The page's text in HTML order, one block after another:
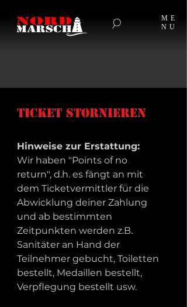
ME
NU
TICKET STORNIEREN
Hinweise zur Erstattung:
Wir haben "Points of no
return", d.h. es fängt an mit
dem Ticketvermittler für die
Abwicklung deiner Zahlung
und ab bestimmten
Zeitpunkten werden z.B.
Sanitäter an Hand der
Teilnehmer gebucht, Toiletten
bestellt, Medaillen bestellt,